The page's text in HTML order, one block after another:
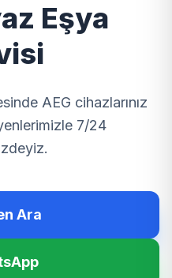
Eşya
AEG cihazlarınız
7/24
Ara